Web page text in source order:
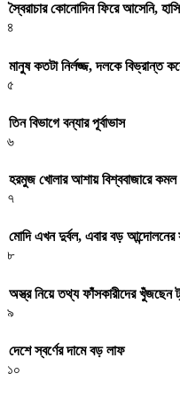
স্বৈরাচার কোনোদিন ফিরে আসেনি,
৪
মানুষ কতটা নির্লজ্জ, দলকে বিভ্রান্ত
৫
তিন বিভাগে বন্যার পূর্বাভাস
৬
হরমুজ খোলার আশায় বিশ্ববাজারে কমল
৭
মোদি এখন দুর্বল, এবার বড় আন্দোলনের
৮
অস্ত্র নিয়ে তথ্য ফাঁসকারীদের খুঁজছেন
৯
দেশে স্বর্ণের দামে বড় লাফ
১০